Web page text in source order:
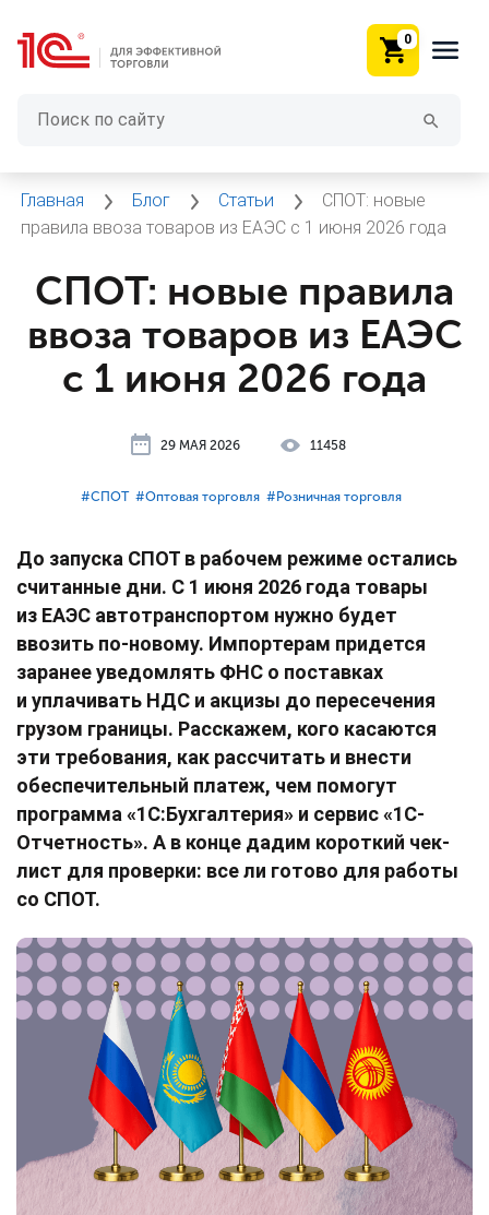
0
Главная Блог Статьи
СПОТ: новые
правила ввоза товаров из ЕАЭС с 1 июня 2026 года
СПОТ: новые правила
ввоза товаров из ЕАЭС
с 1 июня 2026 года
29 МАЯ 2026 11458
#⁣СПОТ #⁣Оптовая торговля #⁣Розничная торговля
До запуска СПОТ в рабочем режиме остались
считанные дни. С 1 июня 2026 года товары
из ЕАЭС автотранспортом нужно будет
ввозить по-новому. Импортерам придется
заранее уведомлять ФНС о поставках
и уплачивать НДС и акцизы до пересечения
грузом границы. Расскажем, кого касаются
эти требования, как рассчитать и внести
обеспечительный платеж, чем помогут
программа «1С:Бухгалтерия» и сервис «1С-
Отчетность». А в конце дадим короткий чек-
лист для проверки: все ли готово для работы
со СПОТ.